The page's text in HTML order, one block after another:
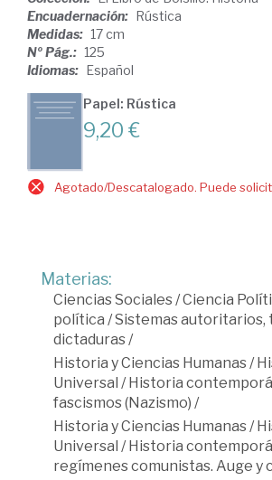
Encuadernación: Rústica
Medidas: 17 cm
Nº Pág.: 125
Idiomas: Español
Papel: Rústica
9,20 €
Agotado/Descatalogado. Puede
Materias:
Ciencias Sociales /Ciencia
política /Sistemas autoritarios,
dictaduras /
Historia y Ciencias Humanas /
Universal /Historia
fascismos (Nazismo) /
Historia y Ciencias Humanas /
Universal /Historia
regímenes comunistas. Auge y